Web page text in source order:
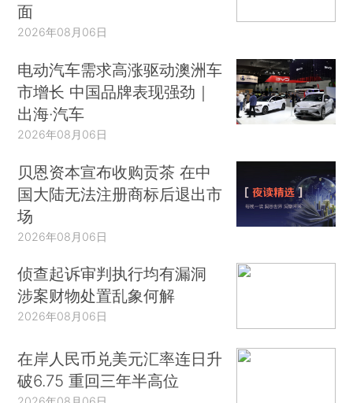
面
2026年08月06日
电动汽车需求高涨驱动澳洲车
市增长 中国品牌表现强劲｜
出海·汽车
2026年08月06日
贝恩资本宣布收购贡茶 在中
国大陆无法注册商标后退出市
场
2026年08月06日
侦查起诉审判执行均有漏洞
涉案财物处置乱象何解
2026年08月06日
在岸人民币兑美元汇率连日升
破6.75 重回三年半高位